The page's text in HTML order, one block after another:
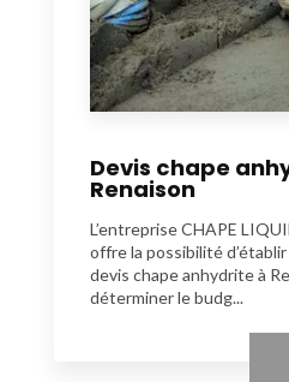
Devis chape
Renaison
L’entreprise CHAPE
offre la possibilité
devis chape anhydrite à
déterminer le budg...